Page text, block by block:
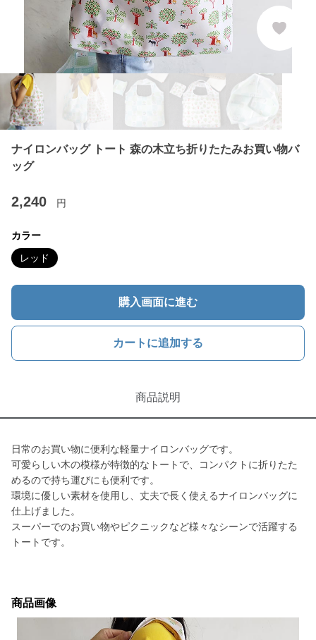
ナイロンバッグ トート 森の木立ち折りたたみお買い物バ
ッグ
2,240 円
カラー
レッド
購入画面に進む
カートに追加する
商品説明
日常のお買い物に便利な軽量ナイロンバッグです。
可愛らしい木の模様が特徴的なトートで、コンパクトに折りたた
めるので持ち運びにも便利です。
環境に優しい素材を使用し、丈夫で長く使えるナイロンバッグに
仕上げました。
スーパーでのお買い物やピクニックなど様々なシーンで活躍する
トートです。
商品画像